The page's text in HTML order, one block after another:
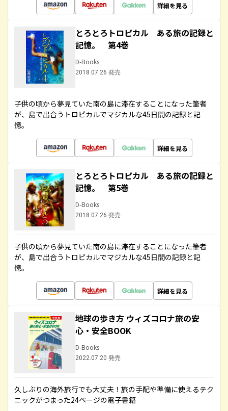
詳細を見る
とろとろトロピカル ある旅の記録と
記憶。 第4巻
D-Books
2018.07.26 発売
子供の頃から夢見ていた南の島に滞在することになった筆者
が、島で出合うトロピカルでマジカルな45日間の記録と記
憶。
詳細を見る
とろとろトロピカル ある旅の記録と
記憶。 第5巻
D-Books
2018.07.26 発売
子供の頃から夢見ていた南の島に滞在することになった筆者
が、島で出合うトロピカルでマジカルな45日間の記録と記
憶。
詳細を見る
地球の歩き方 ウィズコロナ旅の安
心・安全BOOK
D-Books
2022.07.20 発売
久しぶりの海外旅行でも大丈夫！旅の手配や準備に使えるテク
ニックがつまった24ページの電子書籍